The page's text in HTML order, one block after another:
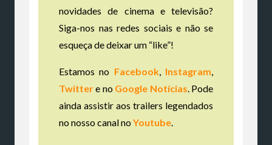
novidades de cinema e televisão?
Siga-nos nas redes sociais e não se
esqueça de deixar um “like”!
Estamos no Facebook, Instagram
Twittere no Google Notícias . Pode
ainda assistir aos trailers legendados
no nosso canal noYoutube